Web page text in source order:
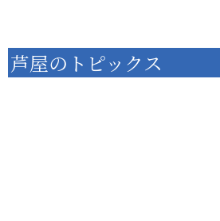
芦屋のトピックス